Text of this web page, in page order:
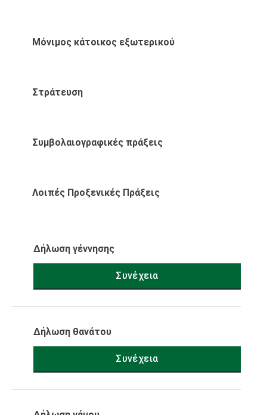
Μόνιμος κάτοικος εξωτερικού
Στράτευση
Συμβολαιογραφικές πράξεις
Λοιπές Προξενικές Πράξεις
Δήλωση γέννησης
Συνέχεια
Δήλωση θανάτου
Συνέχεια